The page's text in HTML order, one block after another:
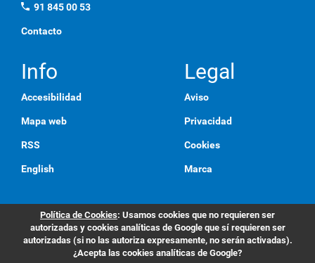
phone 91 845 00 53
Contacto
Info
Accesibilidad
Mapa web
RSS
English
Legal
Aviso
Privacidad
Cookies
Marca
Política de Cookies: Usamos cookies que no requieren ser
autorizadas y cookies analíticas de Google que sí requieren ser
autorizadas (si no las autoriza expresamente, no serán activadas).
¿Acepta las cookies analíticas de Google?